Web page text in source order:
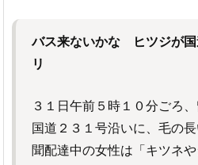
バス来ないかな ヒツジが国
リ
３１日午前５時１０分ごろ
国道２３１号沿いに、毛の
聞配達中の女性は「キツネ